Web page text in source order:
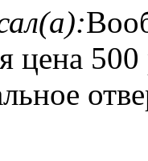
цена